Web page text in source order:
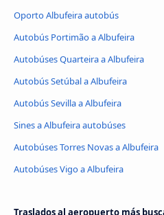
Oporto Albufeira autobús
Autobús Portimão a Albufeira
Autobúses Quarteira a Albufeira
Autobús Setúbal a Albufeira
Autobús Sevilla a Albufeira
Sines a Albufeira autobúses
Autobúses Torres Novas a Albufeira
Autobúses Vigo a Albufeira
Traslados al aeropuerto más